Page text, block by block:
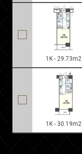
1K - 29.73m2
1K - 30.19m2